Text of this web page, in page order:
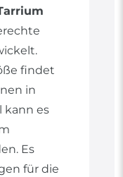
findet
in
kann es
Es
für die